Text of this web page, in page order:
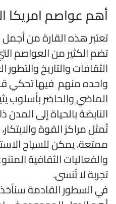
عواصم امريكا
هذه القارة من أجمل
الكثير من العواصم
والتاريخ والتطور
منهم فيها تحكي
والحاضر بأسلوب يثير
بالحياة إلى المدن
مراكز القوة والابتكار،
يمكن للسياح
الثقافية
لا تُنسى.
السطور القادمة